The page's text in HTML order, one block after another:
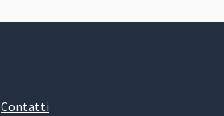
Contatti